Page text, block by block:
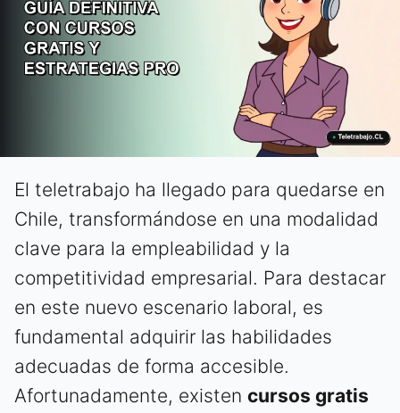
El teletrabajo ha llegado para quedarse en
Chile, transformándose en una modalidad
clave para la empleabilidad y la
competitividad empresarial. Para destacar
en este nuevo escenario laboral, es
fundamental adquirir las habilidades
adecuadas de forma accesible.
Afortunadamente, existen cursos gratis